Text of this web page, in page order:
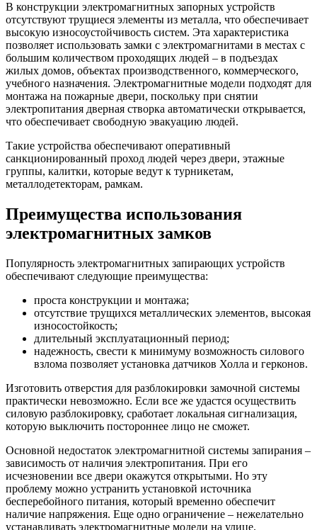
В конструкции электромагнитных запорных устройств
отсутствуют трущиеся элементы из металла, что обеспечивает
высокую износоустойчивость систем. Эта характеристика
позволяет использовать замки с электромагнитами в местах с
большим количеством проходящих людей – в подъездах
жилых домов, объектах производственного, коммерческого,
учебного назначения. Электромагнитные модели подходят для
монтажа на пожарные двери, поскольку при снятии
электропитания дверная створка автоматически открывается,
что обеспечивает свободную эвакуацию людей.
Такие устройства обеспечивают оперативный
санкционированный проход людей через двери, этажные
группы, калитки, которые ведут к турникетам,
металлодетекторам, рамкам.
Преимущества использования
электромагнитных замков
Популярность электромагнитных запирающих устройств
обеспечивают следующие преимущества:
проста конструкции и монтажа;
отсутствие трущихся металлических элементов, высокая
износостойкость;
длительный эксплуатационный период;
надежность, свести к минимуму возможность силового
взлома позволяет установка датчиков Холла и герконов.
Изготовить отверстия для разблокировки замочной системы
практически невозможно. Если все же удастся осуществить
силовую разблокировку, сработает локальная сигнализация,
которую выключить постороннее лицо не сможет.
Основной недостаток электромагнитной системы запирания –
зависимость от наличия электропитания. При его
исчезновении все двери окажутся открытыми. Но эту
проблему можно устранить установкой источника
бесперебойного питания, который временно обеспечит
наличие напряжения. Еще одно ограничение – нежелательно
устанавливать электромагнитные модели на улице.